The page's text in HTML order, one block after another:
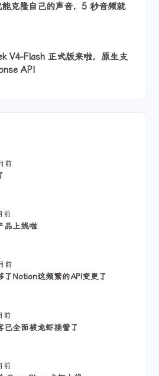
能克隆自己的声音，5 秒音频就
V4-Flash 正式版来啦，原生支
API
前
前
品上线啦
前
了Notion这频繁的API变更了
前
已全面被龙虾接管了
前